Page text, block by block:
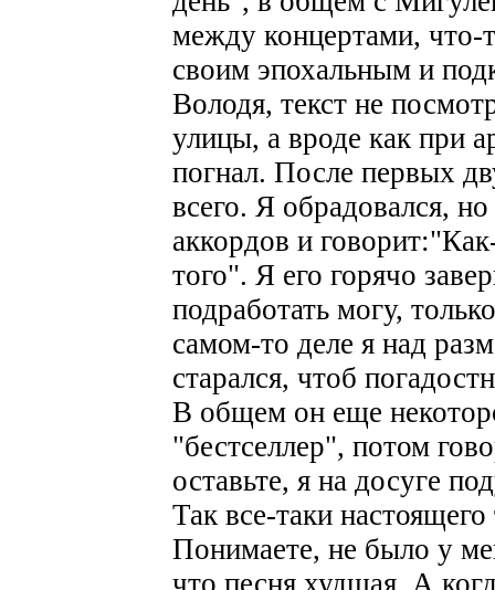
между концертами, что-
своим эпохальным и
Володя, текст не
улицы, а вроде как при
погнал. После первых
всего. Я обрадовался,
аккордов и
того". Я его горячо
подработать могу,
самом-то деле я над
старался, чтоб
В общем он еще
"бестселлер", потом
оставьте, я на досуге
Так все-таки
Понимаете, не было у
что песня худшая. А